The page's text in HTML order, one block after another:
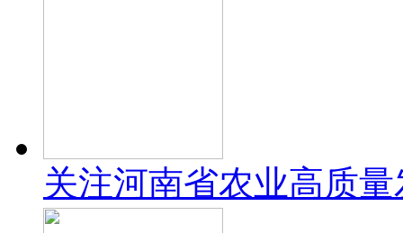
关注河南省农业高质